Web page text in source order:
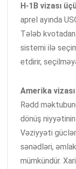
H-1B vizası
aprel ayında
Tələb
sistemi ilə
etdirir,
Amerika
Rədd
dönüş
Vəziyyəti
sənədləri,
mümkündür.